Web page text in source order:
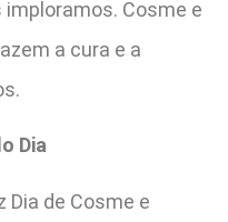
Cosme e
a cura e a
Dia
Dia de Cosme e